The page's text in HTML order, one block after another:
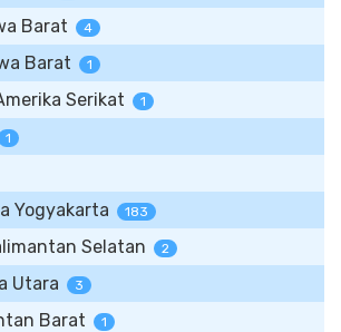
Barat 4
Barat 1
Serikat 1
1
Yogyakarta 183
Selatan 2
Utara 3
Barat 1